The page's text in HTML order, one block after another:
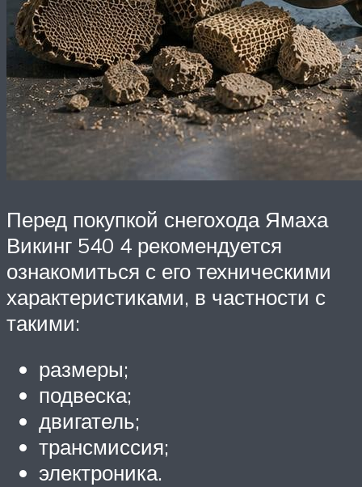
Перед покупкой снегохода Ямаха
Викинг 540 4 рекомендуется
ознакомиться с его техническими
характеристиками, в частности с
такими:
размеры;
подвеска;
двигатель;
трансмиссия;
электроника.